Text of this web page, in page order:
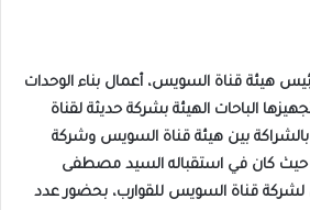
هيئة قناة السويس، أعمال بناء الوحدات
الباحات الهيئة بشركة حديثة لقناة
بين هيئة قناة السويس وشركة
حيث كان في استقباله السيد مصطفى
لشركة قناة السويس للقوارب، بحضور عدد